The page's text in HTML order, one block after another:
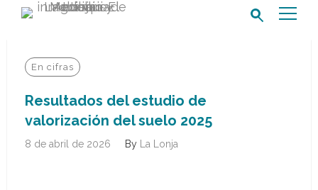
En cifras
Resultados del estudio de
valorización del suelo 2025
8 de abril de 2026 By La Lonja